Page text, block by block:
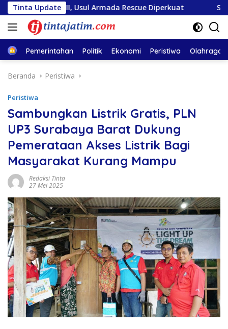
Langsung
ke
konten
Tinta Update
II, Usul Armada Rescue Diperkuat Sambut
HomePemerintahan Politik Ekonomi Peristiwa Olahraga
Beranda Peristiwa
Peristiwa
Sambungkan Listrik Gratis, PLN
UP3 Surabaya Barat Dukung
Pemerataan Akses Listrik Bagi
Masyarakat Kurang Mampu
Redaksi Tinta
27 Mei 2025